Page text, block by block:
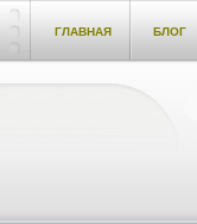
ГЛАВНАЯ БЛОГ